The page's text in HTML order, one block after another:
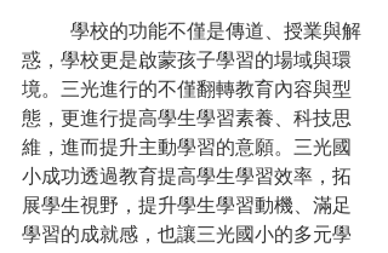
學校的功能不僅是傳道、授業與解
惑，學校更是啟蒙孩子學習的場域與環
境。三光進行的不僅翻轉教育內容與型
態，更進行提高學生學習素養、科技思
維，進而提升主動學習的意願。三光國
小成功透過教育提高學生學習效率，拓
展學生視野，提升學生學習動機、滿足
學習的成就感，也讓三光國小的多元學